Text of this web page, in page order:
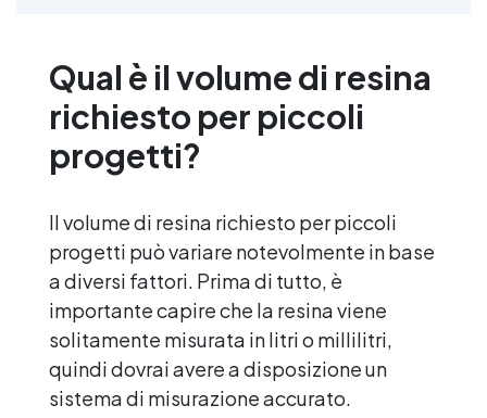
indicazione, poiché la quantità del
prodotto è calcolata in base a questo
consumo. ​
Qual è il volume di resina
richiesto per piccoli
progetti?
Il volume di resina richiesto per piccoli
progetti può variare notevolmente in base
a diversi fattori. Prima di tutto, è
importante capire che la resina viene
solitamente misurata in litri o millilitri,
quindi dovrai avere a disposizione un
sistema di misurazione accurato.